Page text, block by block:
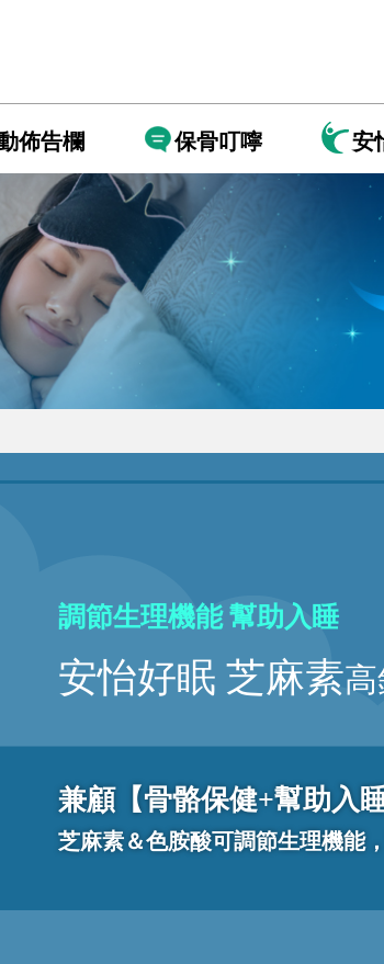
佈告欄 保骨叮嚀 安
調節生理機能 幫助入睡
安怡好眠 芝麻素
兼顧【骨骼保健+幫助入
芝麻素＆色胺酸可調節生理機能